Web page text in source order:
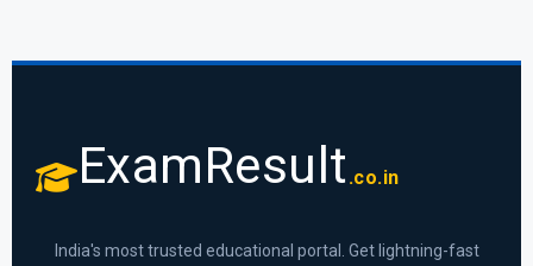
ExamResult .co.in
India's most trusted educational portal. Get lightning-fast